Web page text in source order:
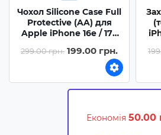
Чохол Silicone Case Full
Protective (AA) для
Apple iPhone 16e / 17e
Sweet Blue
299.00 грн. 199.00 грн.
Економія 50.00